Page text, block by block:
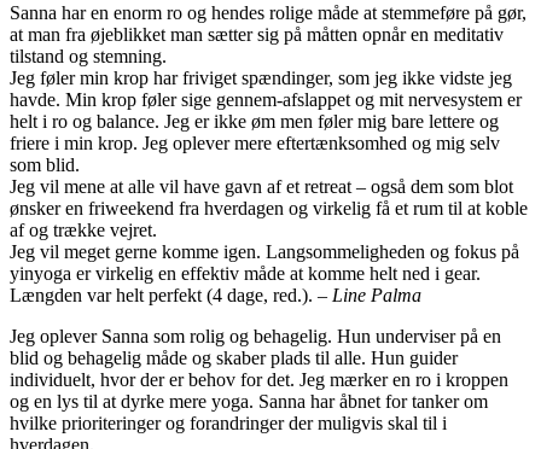
Sanna har en enorm ro og hendes rolige måde at stemmeføre på gør,
at man fra øjeblikket man sætter sig på måtten opnår en meditativ
tilstand og stemning.
Jeg føler min krop har friviget spændinger, som jeg ikke vidste jeg
havde. Min krop føler sige gennem-afslappet og mit nervesystem er
helt i ro og balance. Jeg er ikke øm men føler mig bare lettere og
friere i min krop. Jeg oplever mere eftertænksomhed og mig selv
som blid.
Jeg vil mene at alle vil have gavn af et retreat – også dem som blot
ønsker en friweekend fra hverdagen og virkelig få et rum til at koble
af og trække vejret.
Jeg vil meget gerne komme igen. Langsommeligheden og fokus på
yinyoga er virkelig en effektiv måde at komme helt ned i gear.
Længden var helt perfekt (4 dage, red.). – Line Palma
Jeg oplever Sanna som rolig og behagelig. Hun underviser på en
blid og behagelig måde og skaber plads til alle. Hun guider
individuelt, hvor der er behov for det. Jeg mærker en ro i kroppen
og en lys til at dyrke mere yoga. Sanna har åbnet for tanker om
hvilke prioriteringer og forandringer der muligvis skal til i
hverdagen.